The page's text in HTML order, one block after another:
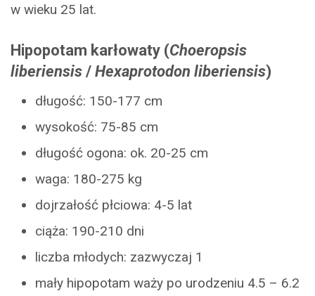
w wieku 25 lat.
Hipopotam karłowaty (Choeropsis
liberiensis / Hexaprotodon liberiensis)
długość: 150-177 cm
wysokość: 75-85 cm
długość ogona: ok. 20-25 cm
waga: 180-275 kg
dojrzałość płciowa: 4-5 lat
ciąża: 190-210 dni
liczba młodych: zazwyczaj 1
mały hipopotam waży po urodzeniu 4.5 – 6.2